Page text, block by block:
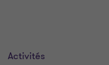
Activités